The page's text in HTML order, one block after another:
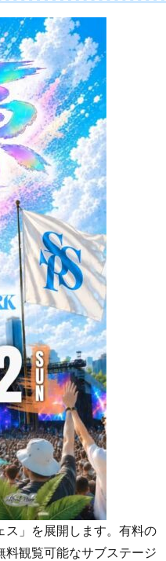
ス」を展開します。有料の
料観覧可能なサブステージ